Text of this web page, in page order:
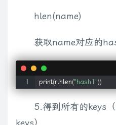
hlen(name)
获取name对应的
print(r.hlen("hash1"))
5.得到所有的keys